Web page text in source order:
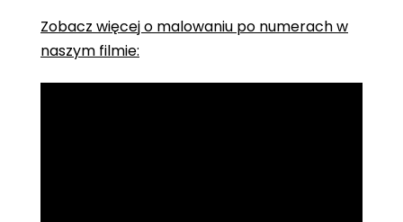
Zobacz więcej o malowaniu po numerach w
naszym filmie: